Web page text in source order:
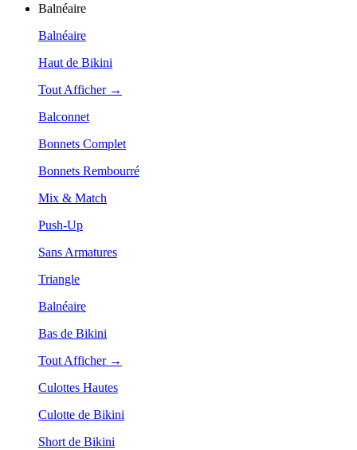
Balnéaire
Balnéaire
Haut de Bikini
Tout Afficher →
Balconnet
Bonnets Complet
Bonnets Rembourré
Mix & Match
Push-Up
Sans Armatures
Triangle
Balnéaire
Bas de Bikini
Tout Afficher →
Culottes Hautes
Culotte de Bikini
Short de Bikini